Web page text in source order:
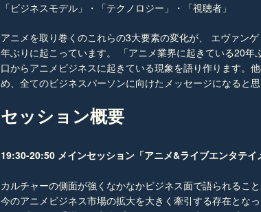
「ビジネスモデル」・「テクノロジー」・「視聴者」
アニメを取り巻くのこれらの3大要素の変化が、 エヴァン
年ぶりに起こっています。 「アニメ業界に起きている20年
口からアニメビジネスに起きている現象を語り作ります。
め、全てのビジネスパーソンに向けたメッセージになると思
セッション概要
19:30-20:50 メインセッション「アニメ&ライブエンタテイ
カルチャーの側面が強くなかなかビジネス面で語られるこ
今のアニメビジネス市場の拡大を大きく牽引する存在とな